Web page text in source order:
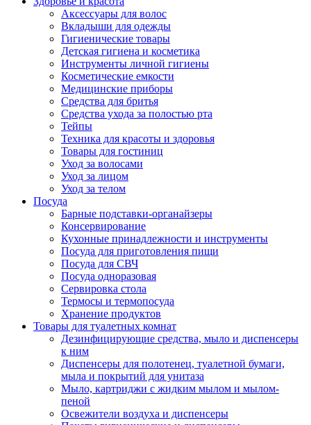
Аксессуары для волос
Вкладыши для одежды
Гигиенические товары
Детская гигиена и косметика
Инструменты личной гигиены
Косметические емкости
Медицинские приборы
Средства для бритья
Средства ухода за полостью рта
Тейпы
Техника для красоты и здоровья
Товары для гостиниц
Уход за волосами
Уход за лицом
Уход за телом
Посуда
Барные подставки-органайзеры
Консервирование
Кухонные принадлежности и инструменты
Посуда для приготовления пищи
Посуда для СВЧ
Посуда одноразовая
Сервировка стола
Термосы и термопосуда
Хранение продуктов
Товары для туалетных комнат
Дезинфицирующие средства, мыло и диспенсеры
к ним
Диспенсеры для полотенец, туалетной бумаги,
мыла и покрытий для унитаза
Мыло, картриджи с жидким мылом и мылом-
пеной
Освежители воздуха и диспенсеры